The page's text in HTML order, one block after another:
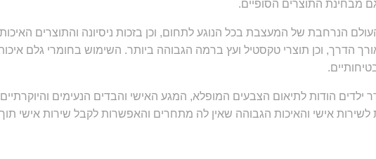
מבחינת התוצרים הסופיים.
הנרחבת של המעצבת בכל הנוגע לתחום, וכן בזכות ניסיונה והתוצרים
הדרך, וכן תוצרי טקסטיל ועץ ברמה הגבוהה ביותר. השימוש בחומרי גלם
הודות לתיאום הצבעים המופלא, המגע האישי והבדים הנעימים
אישי והאיכות הגבוהה שאין לה מתחרים והאפשרות לקבל שירות אישי